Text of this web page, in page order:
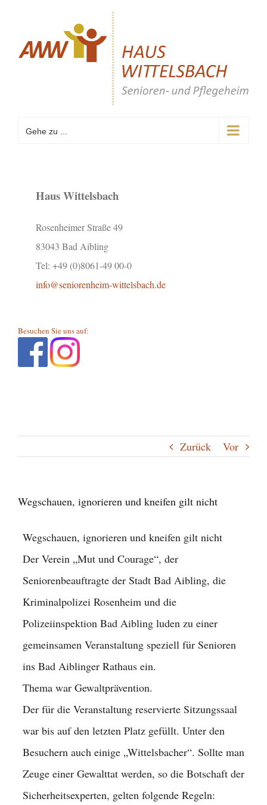
springen
Gehe zu ...
Haus Wittelsbach
Rosenheimer Straße 49
83043 Bad Aibling
Tel: +49 (0)8061-49 00-0
info@seniorenheim-wittelsbach.de
Besuchen Sie uns auf:
Zurück Vor
Wegschauen, ignorieren und kneifen gilt nicht
Wegschauen, ignorieren und kneifen gilt nicht
Der Verein „Mut und Courage“, der
Seniorenbeauftragte der Stadt Bad Aibling, die
Kriminalpolizei Rosenheim und die
Polizeiinspektion Bad Aibling luden zu einer
gemeinsamen Veranstaltung speziell für Senioren
ins Bad Aiblinger Rathaus ein.
Thema war Gewaltprävention.
Der für die Veranstaltung reservierte Sitzungssaal
war bis auf den letzten Platz gefüllt. Unter den
Besuchern auch einige „Wittelsbacher“. Sollte man
Zeuge einer Gewalttat werden, so die Botschaft der
Sicherheitsexperten, gelten folgende Regeln: